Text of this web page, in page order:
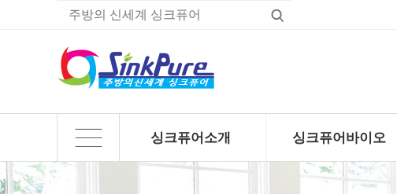
싱크퓨어소개 싱크퓨어바이오
하위분류
하위분류